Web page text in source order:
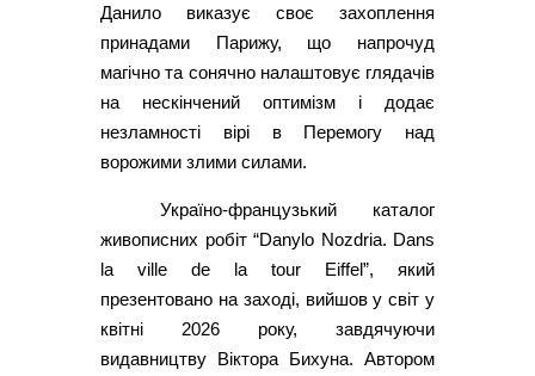
Данило виказує своє захоплення
принадами Парижу, що напрочуд
магічно та сонячно налаштовує глядачів
на нескінчений оптимізм і додає
незламності вірі в Перемогу над
ворожими злими силами.
Україно-французький каталог
живописних робіт “Danylo Nozdria. Dans
la ville de la tour Eiffel”, який
презентовано на заході, вийшов у світ у
квітні 2026 року, завдячуючи
видавництву Віктора Бихуна. Автором